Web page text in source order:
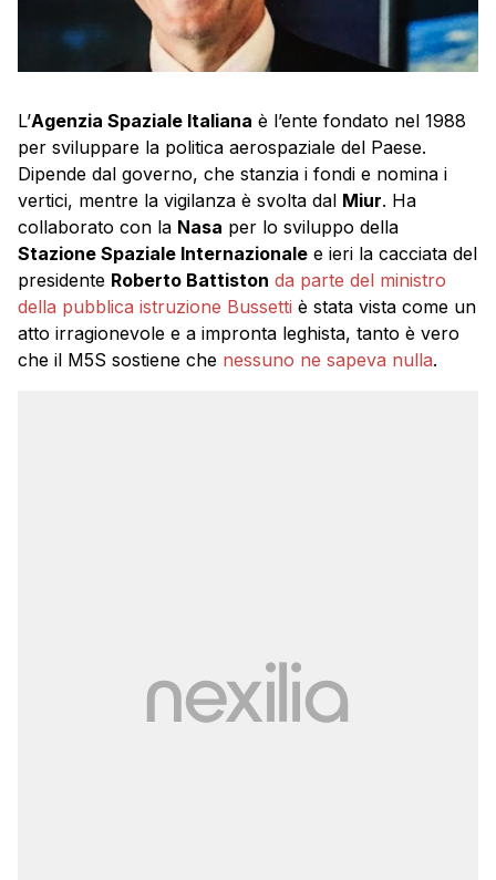
L’Agenzia Spaziale Italiana è l’ente fondato nel 1988
per sviluppare la politica aerospaziale del Paese.
Dipende dal governo, che stanzia i fondi e nomina i
vertici, mentre la vigilanza è svolta dal Miur. Ha
collaborato con la Nasa per lo sviluppo della
Stazione Spaziale Internazionale e ieri la cacciata del
presidente Roberto Battiston da parte del ministro
della pubblica istruzione Bussetti è stata vista come un
atto irragionevole e a impronta leghista, tanto è vero
che il M5S sostiene che nessuno ne sapeva nulla.